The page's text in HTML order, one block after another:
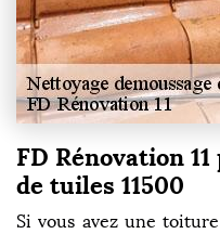
FD Rénovation
de tuiles 11500
Si vous avez une